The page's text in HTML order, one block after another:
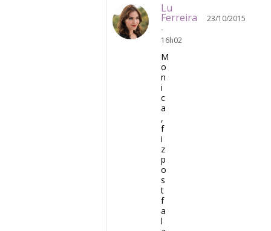
Lu
Ferreira
23/10/2015
-
16h02
M
o
n
i
c
a
,
f
i
z
p
o
s
t
f
a
l